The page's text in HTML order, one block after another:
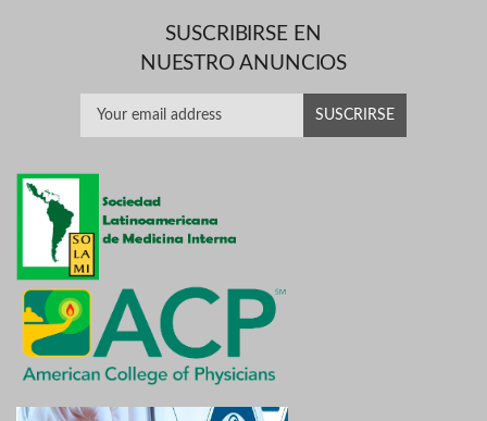
SUSCRIBIRSE EN
NUESTRO ANUNCIOS